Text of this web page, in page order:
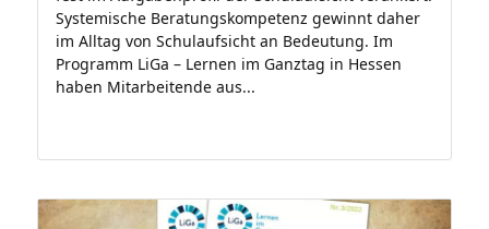
Systemische Beratungskompetenz gewinnt daher
im Alltag von Schulaufsicht an Bedeutung. Im
Programm LiGa – Lernen im Ganztag in Hessen
haben Mitarbeitende aus...